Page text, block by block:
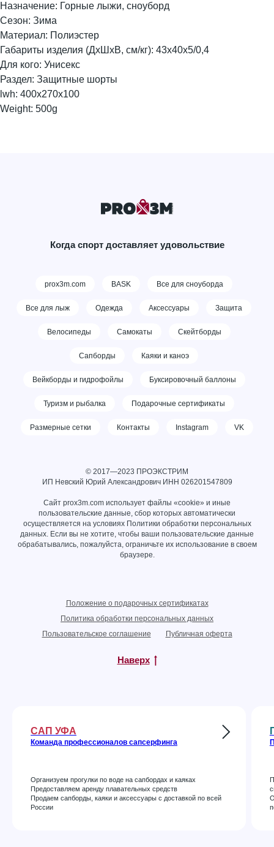
Назначение: Горные лыжи, сноуборд
Сезон: Зима
Материал: Полиэстер
Габариты изделия (ДхШхВ, см/кг): 43х40х5/0,4
Для кого: Унисекс
Раздел: Защитные шорты
lwh: 400x270x100
Weight: 500g
Когда спорт доставляет удовольствие
prox3m.com BASK Все для сноуборда
Все для лыж Одежда Аксессуары Защита
Велосипеды Самокаты Скейтборды
Сапборды Каяки и каноэ
Вейкборды и гидрофойлы Буксировочный баллоны
Туризм и рыбалка Подарочные сертификаты
Размерные сетки Контакты Instagram VK
© 2017—2023 ПРОЭКСТРИМ
ИП Невский Юрий Александрович ИНН 026201547809
Сайт prox3m.com использует файлы «cookie» и иные
пользовательские данные, сбор которых автоматически
осуществляется на условиях Политики обработки персональных
данных. Если вы не хотите, чтобы ваши пользовательские данные
обрабатывались, пожалуйста, ограничьте их использование в своем
браузере.
Положение о подарочных сертификатах
Политика обработки персональных данных
Пользовательское соглашение
Публичная оферта
Наверх
САП УФА
Команда профессионалов сапсерфинга
Организуем прогулки по воде на сапбордах и каяках
Предоставляем аренду плавательных средств
Продаем сапборды, каяки и аксессуары с доставкой по всей
России